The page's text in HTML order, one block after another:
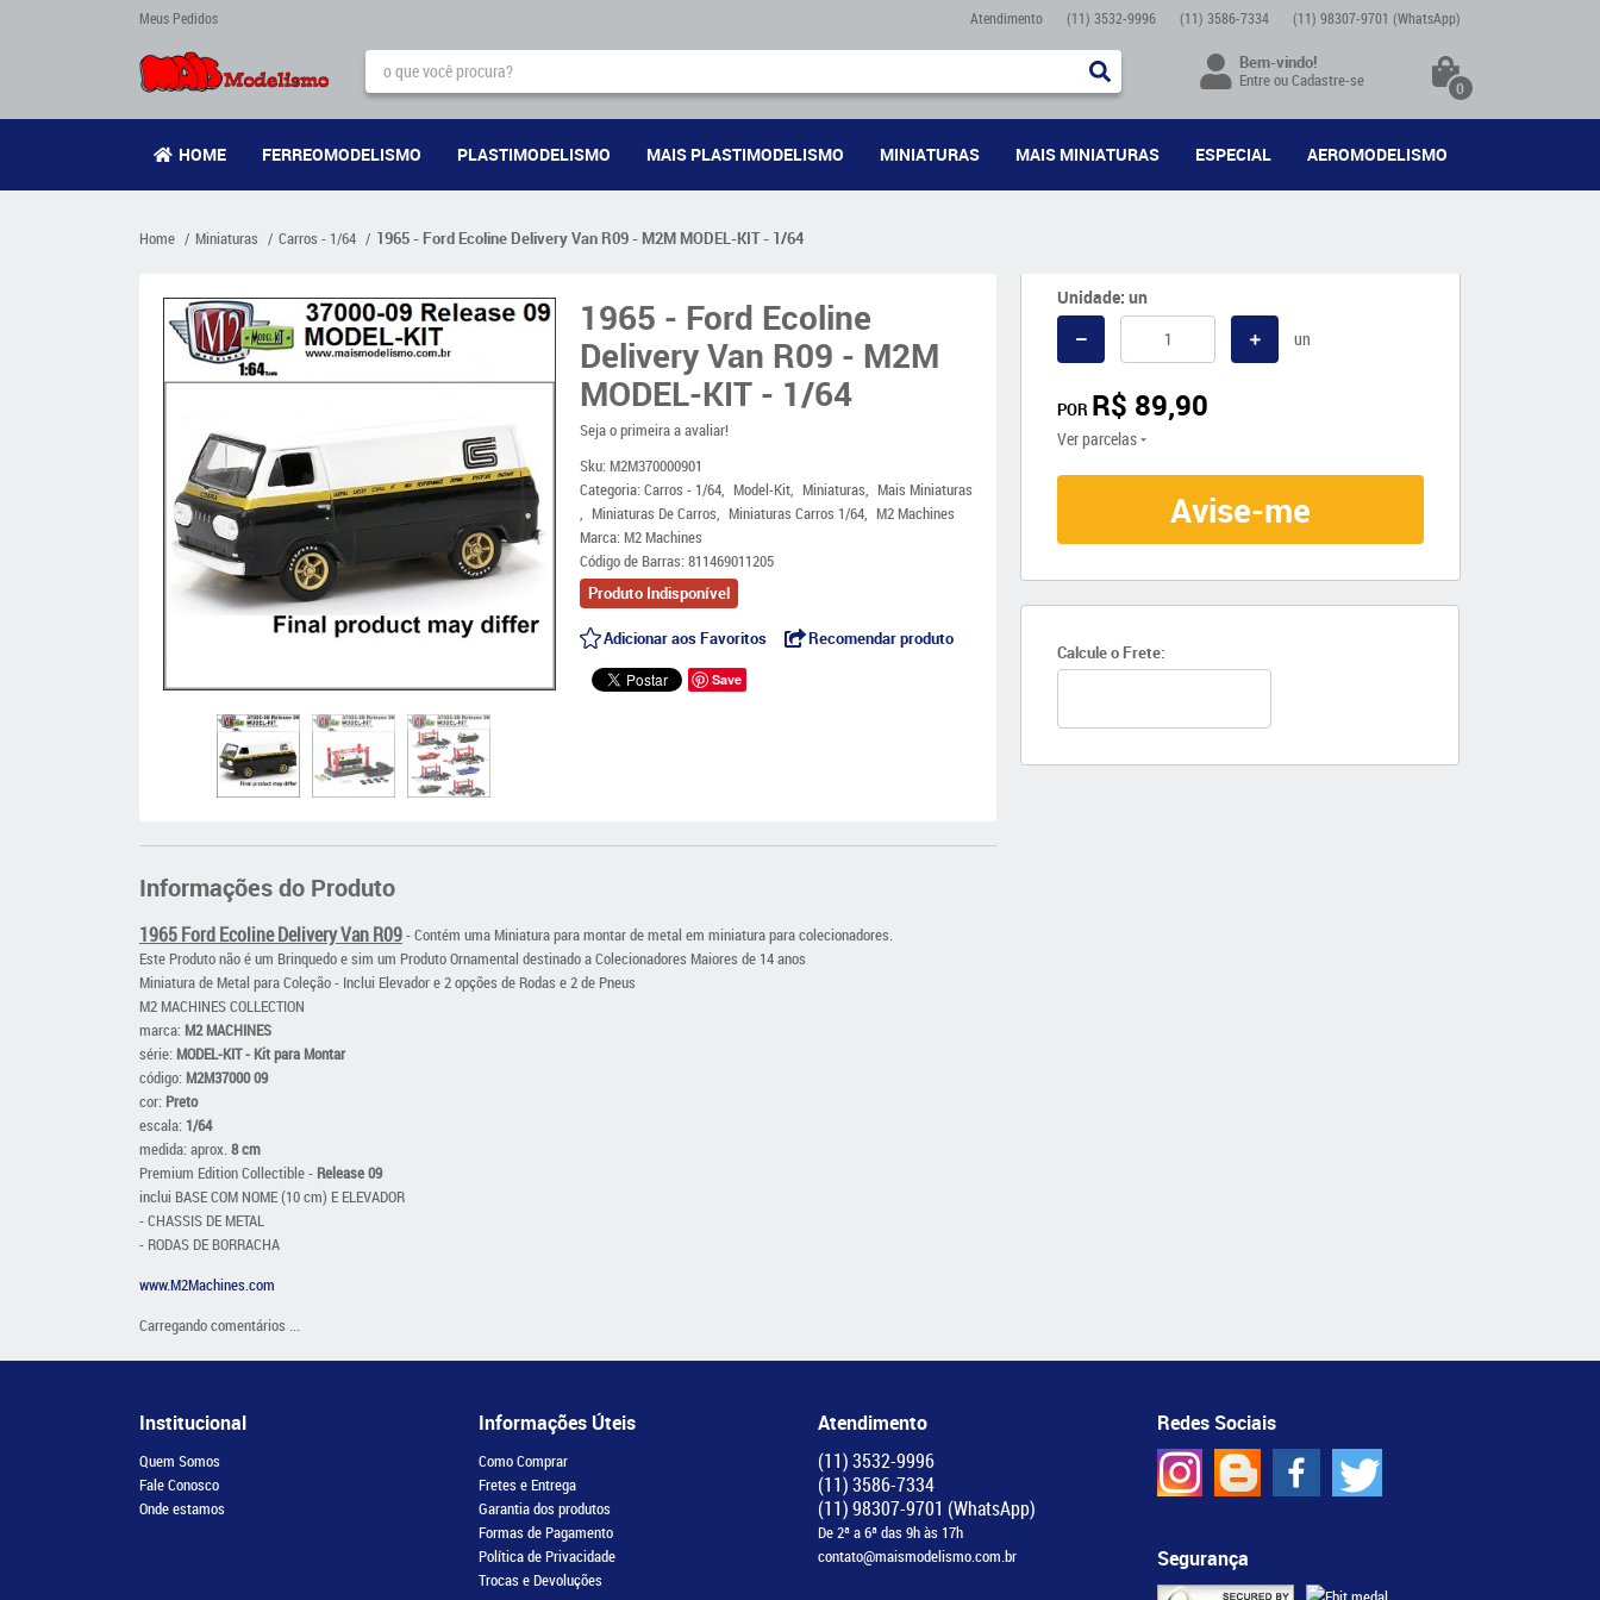
Meus Pedidos Atendimento (11) 3532-9996 (11) 3586-7334 (11) 98307-9701 (WhatsApp)
Bem-vindo!
EntreouCadastre-se 0
HOME FERREOMODELISMO PLASTIMODELISMO MAIS PLASTIMODELISMO MINIATURAS MAIS MINIATURAS ESPECIAL AEROMODELISMO
Home Miniaturas Carros - 1/64 1965 - Ford Ecoline Delivery Van R09 - M2M MODEL-KIT - 1/64
1965 - Ford Ecoline
Delivery Van R09 - M2M
MODEL-KIT - 1/64
Seja o primeira a avaliar!
Sku: M2M370000901
Categoria:Carros - 1/64 Model-Kit Miniaturas
Mais Miniaturas
Miniaturas De Carros
Miniaturas Carros 1/64
M2 Machines
Marca: M2 Machines
Código de Barras:811469011205
Produto Indisponível
Adicionar aos Favoritos Recomendar produto
Save
Unidade: un
un
POR R$ 89,90
Ver parcelas
Avise-me
Calcule o Frete:
Informações do Produto
1965 Ford Ecoline Delivery Van R09- Contém uma Miniatura para montar de metal em miniatura para colecionadores.
Este Produto não é um Brinquedo e sim um Produto Ornamental destinado a Colecionadores Maiores de 14 anos
Miniatura de Metal para Coleção - Inclui Elevador e 2 opções de Rodas e 2 de Pneus
M2 MACHINES COLLECTION
marca: M2 MACHINES
série: MODEL-KIT - Kit para Montar
código: M2M37000 09
cor: Preto
escala: 1/64
medida: aprox.8 cm
Premium Edition Collectible - Release 09
inclui BASE COM NOME (10 cm) E ELEVADOR
- CHASSIS DE METAL
- RODAS DE BORRACHA
www.M2Machines.com
Carregando comentários ...
Institucional
Quem Somos
Fale Conosco
Onde estamos
Informações Úteis
Como Comprar
Fretes e Entrega
Garantia dos produtos
Formas de Pagamento
Política de Privacidade
Trocas e Devoluções
Atendimento
(11)3532-9996
(11)3586-7334
(11)98307-9701 (WhatsApp)
De 2ª a 6ª das 9h às 17h
contato@maismodelismo.com.br
Redes Sociais
Segurança